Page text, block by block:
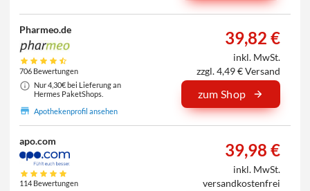
Pharmeo.de
706 Bewertungen
Nur 4,30€ bei Lieferung an
Hermes PaketShops.
Apothekenprofil ansehen
39,82 €
inkl. MwSt.
zzgl. 4,49 € Versand
zum Shop
apo.com
114 Bewertungen
39,98 €
inkl. MwSt.
versandkostenfrei